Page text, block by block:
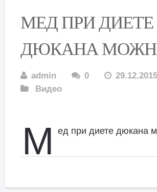
МЕД ПРИ ДИЕТЕ
ДЮКАНА
admin 0
29.12.2015
Видео
М ед при диете дюкана